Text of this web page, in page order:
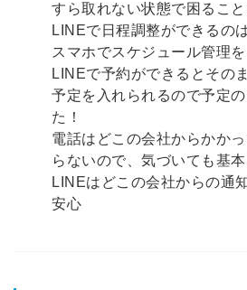
すら取れない状態で困ること
LINEで日程調整ができるの
スマホでスケジュール管理を
LINEで予約ができるとその
予定を入れられるので予定
た！
電話はどこの会社からかか
らないので、気づいても基
LINEはどこの会社からの通
安心